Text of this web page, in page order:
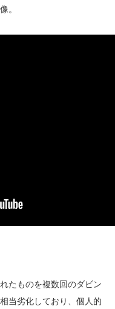
。
たものを複数回のダビン
当劣化しており、個人的